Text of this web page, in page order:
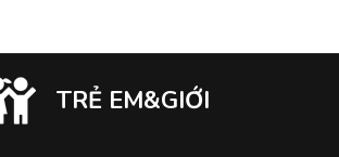
TRẺ EM&GIỚI